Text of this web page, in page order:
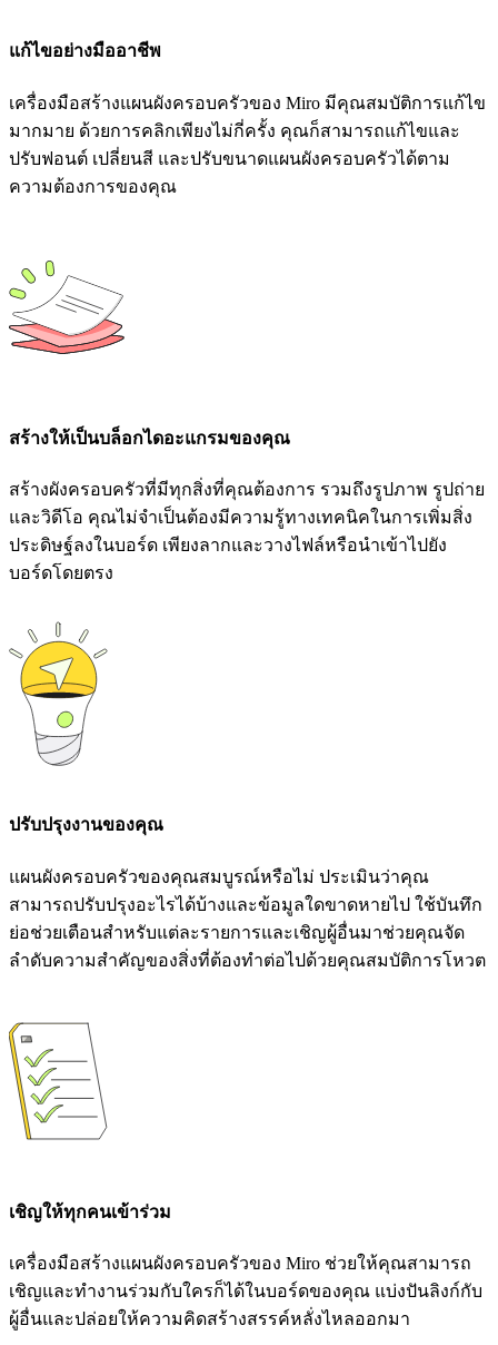
แก้ไขอย่างมืออาชีพ
เครื่องมือสร้างแผนผังครอบครัวของ Miro มีคุณสมบัติการแก้ไข
มากมาย ด้วยการคลิกเพียงไม่กี่ครั้ง คุณก็สามารถแก้ไขและ
ปรับฟอนต์ เปลี่ยนสี และปรับขนาดแผนผังครอบครัวได้ตาม
ความต้องการของคุณ
สร้างให้เป็นบล็อกไดอะแกรมของคุณ
สร้างผังครอบครัวที่มีทุกสิ่งที่คุณต้องการ รวมถึงรูปภาพ รูปถ่าย
และวิดีโอ คุณไม่จำเป็นต้องมีความรู้ทางเทคนิคในการเพิ่มสิ่ง
ประดิษฐ์ลงในบอร์ด เพียงลากและวางไฟล์หรือนำเข้าไปยัง
บอร์ดโดยตรง
ปรับปรุงงานของคุณ
แผนผังครอบครัวของคุณสมบูรณ์หรือไม่ ประเมินว่าคุณ
สามารถปรับปรุงอะไรได้บ้างและข้อมูลใดขาดหายไป ใช้บันทึก
ย่อช่วยเตือนสำหรับแต่ละรายการและเชิญผู้อื่นมาช่วยคุณจัด
ลำดับความสำคัญของสิ่งที่ต้องทำต่อไปด้วยคุณสมบัติการโหวต
เชิญให้ทุกคนเข้าร่วม
เครื่องมือสร้างแผนผังครอบครัวของ Miro ช่วยให้คุณสามารถ
เชิญและทำงานร่วมกับใครก็ได้ในบอร์ดของคุณ แบ่งปันลิงก์กับ
ผู้อื่นและปล่อยให้ความคิดสร้างสรรค์หลั่งไหลออกมา